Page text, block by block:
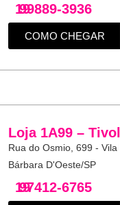
19
99889-3936
COMO CHEGAR
Loja 1A99 –
Rua do Osmio, 699 -
Bárbara D'Oeste/SP
19
97412-6765